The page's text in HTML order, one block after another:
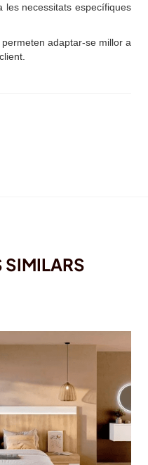
les necessitats específiques
adaptar-se millor a
SIMILARS